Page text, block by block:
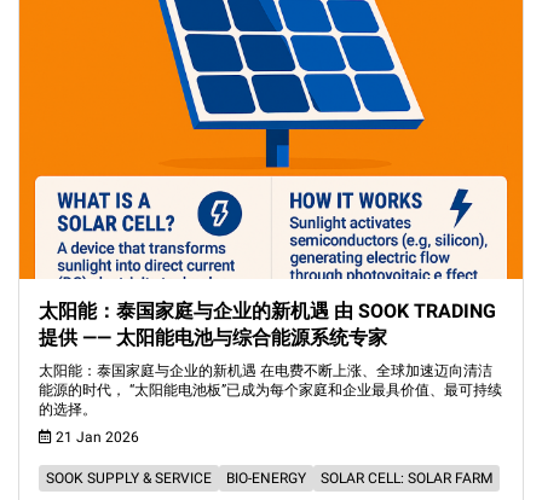
太阳能：泰国家庭与企业的新机遇 由 SOOK TRADING
提供 —— 太阳能电池与综合能源系统专家
太阳能：泰国家庭与企业的新机遇 在电费不断上涨、全球加速迈向清洁
能源的时代， “太阳能电池板”已成为每个家庭和企业最具价值、最可持续
的选择。
21 Jan 2026
SOOK SUPPLY & SERVICE BIO-ENERGY SOLAR CELL: SOLAR FARM